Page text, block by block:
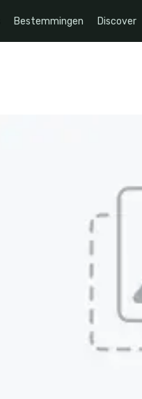
Bestemmingen Discover